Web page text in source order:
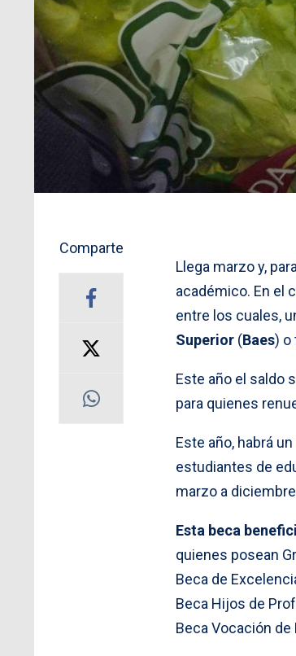
Comparte
Llega marzo y,
académico. En el
entre los cuales,
Superior (Baes) o
Este año el saldo
para quienes
Este año, habrá un
estudiantes de
marzo a
Esta beca
quienes posean
Beca de
Beca Hijos de
Beca Vocación